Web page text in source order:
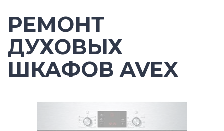
РЕМОНТ
ДУХОВЫХ
ШКАФОВ AVEX